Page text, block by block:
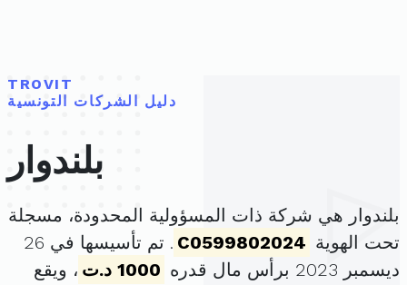
TROVIT
دليل الشركات التونسية
بلندوار
بلندوار هي شركة ذات المسؤولية المحدودة، مسجلة
تحت الهوية C0599802024
. تم تأسيسها في 26
ديسمبر 2023 برأس مال قدره
1000 د.ت
، ويقع